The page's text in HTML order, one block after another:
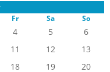
Fr Sa So
4 5
6
11 12
13
18 19
20